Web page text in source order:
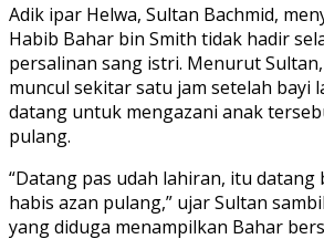
Adik ipar Helwa, Sultan Bachmid,
Habib Bahar bin Smith tidak hadir
persalinan sang istri. Menurut
muncul sekitar satu jam setelah bayi
datang untuk mengazani anak
pulang.
“Datang pas udah lahiran, itu datang
habis azan pulang,” ujar Sultan
yang diduga menampilkan Bahar